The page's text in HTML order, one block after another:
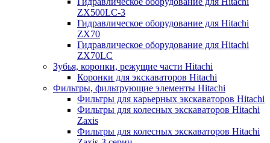
ZX500LC-3
Гидравлическое оборудование для Hitachi
ZX70
Гидравлическое оборудование для Hitachi
ZX70LC
Зубья, коронки, режущие части Hitachi
Коронки для экскаваторов Hitachi
Фильтры, фильтрующие элементы Hitachi
Фильтры для карьерных экскаваторов Hitachi
Фильтры для колесных экскаваторов Hitachi
Zaxis
Фильтры для колесных экскаваторов Hitachi